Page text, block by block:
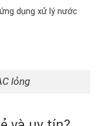
dụng xử lý nước
lỏng